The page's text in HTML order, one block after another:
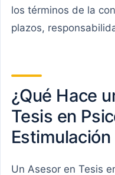
los términos de la
plazos,
¿Qué Hace
Tesis en
Un Asesor en Tesis